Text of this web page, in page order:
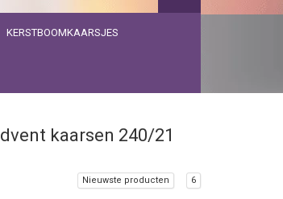
KERSTBOOMKAARSJES
kaarsen 240/21
Nieuwste producten 6